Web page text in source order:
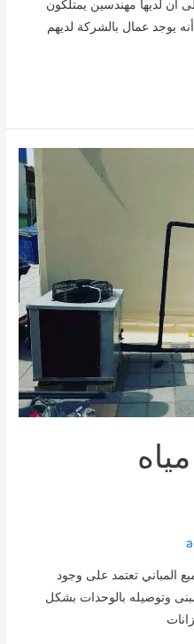
أن لديها مهندسين يمتلكون
يوجد عمال بالشركة لديهم
المباني تعتمد على وجود
وتوصيله بالوحدات بشكل